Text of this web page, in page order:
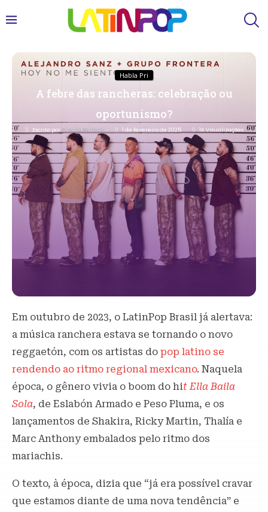
Habla Pri
A febre das rancheras: celebração ou
oportunismo?
Escrito por Priscila Bertozzi 1 de fevereiro de 2025 1K Visualizações
Em outubro de 2023, o LatinPop Brasil já alertava:
a música ranchera estava se tornando o novo
reggaetón, com os artistas do pop latino se
rendendo ao ritmo regional mexicano. Naquela
época, o gênero vivia o boom do hit Ella Baila
Sola, de Eslabón Armado e Peso Pluma, e os
lançamentos de Shakira, Ricky Martin, Thalía e
Marc Anthony embalados pelo ritmo dos
mariachis.
O texto, à época, dizia que “já era possível cravar
que estamos diante de uma nova tendência” e